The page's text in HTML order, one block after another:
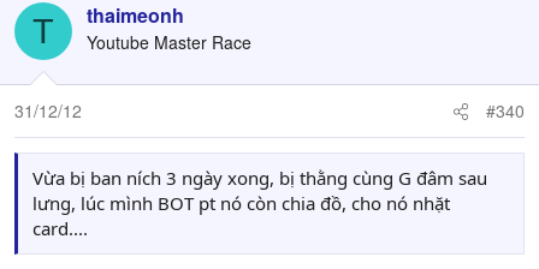
T thaimeonh
Youtube Master Race
31/12/12 #340
Vừa bị ban ních 3 ngày xong, bị thằng cùng G đâm sau
lưng, lúc mình BOT pt nó còn chia đồ, cho nó nhặt
card....